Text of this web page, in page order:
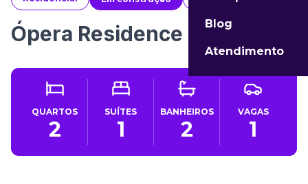
Blog
Atendimento
Ópera Residence Itapema
QUARTOS
2
SUÍTES
1
BANHEIROS
2
VAGAS
1